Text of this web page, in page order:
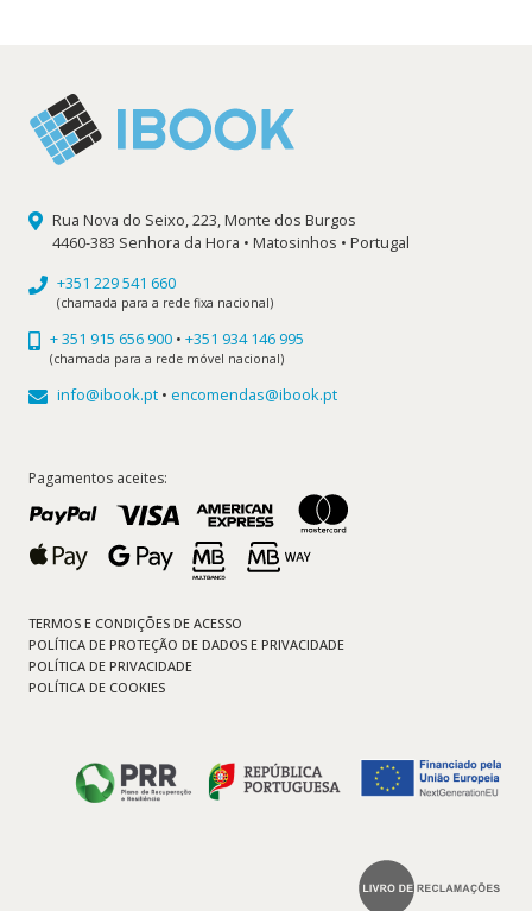
Rua Nova do Seixo, 223, Monte dos Burgos
4460-383 Senhora da Hora • Matosinhos • Portugal
+351 229 541 660
(chamada para a rede fixa nacional)
+ 351 915 656 900 • +351 934 146 995
(chamada para a rede móvel nacional)
info@ibook.pt • encomendas@ibook.pt
Pagamentos aceites:
TERMOS E CONDIÇÕES DE ACESSO
POLÍTICA DE PROTEÇÃO DE DADOS E PRIVACIDADE
POLÍTICA DE PRIVACIDADE
POLÍTICA DE COOKIES